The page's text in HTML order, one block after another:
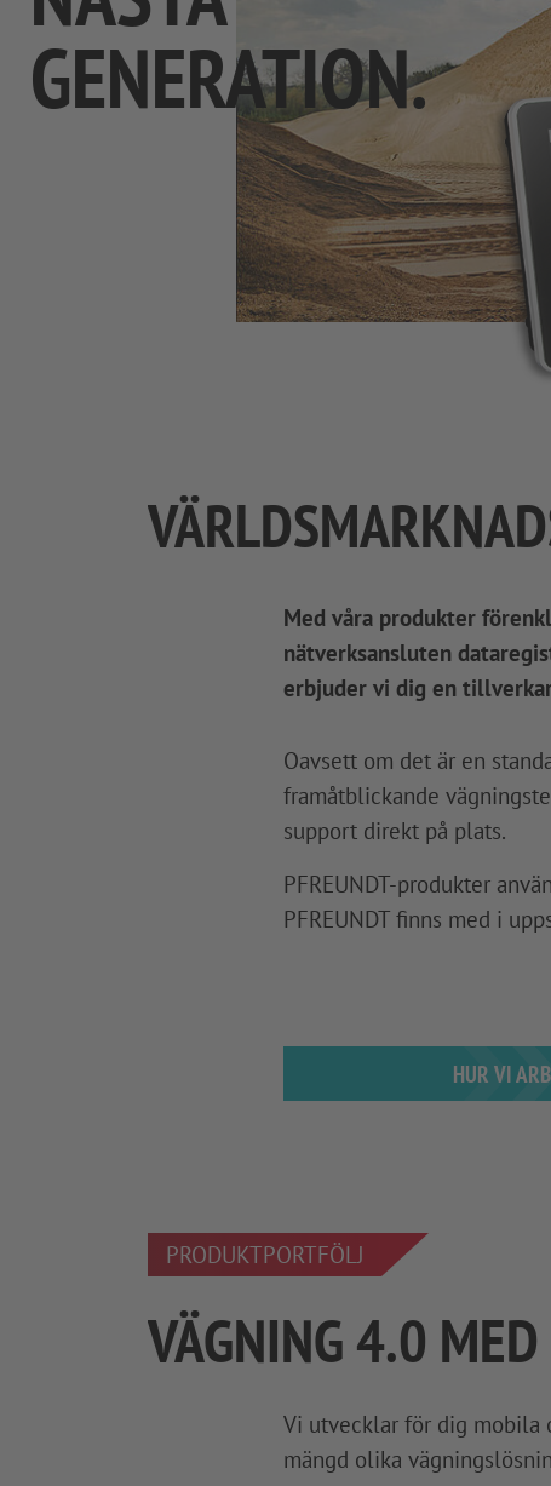
GENERATION.
Med våra produkter
nätverksansluten
erbjuder vi dig en
Oavsett om det är en
framåtblickande
support direkt på plats.
PFREUNDT-produkter
PFREUNDT finns med i
HUR VI
PRODUKTPORTFÖLJ
VÄGNING 4.0
Vi utvecklar för dig mobila
mängd olika